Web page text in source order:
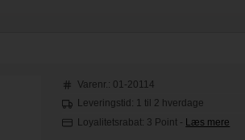
Varenr.: 01-20114
Leveringstid: 1 til 2 hverdage
Loyalitetsrabat: 3 Point - Læs mere